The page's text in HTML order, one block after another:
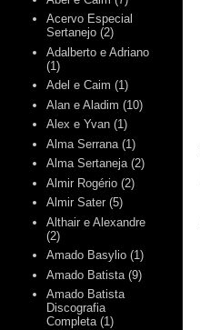
Acervo Especial
Sertanejo (2)
Adalberto e Adriano
(1)
Adel e Caim (1)
Alan e Aladim (10)
Alex e Yvan (1)
Alma Serrana (1)
Alma Sertaneja (2)
Almir Rogério (2)
Almir Sater (5)
Althair e Alexandre
(2)
Amado Basylio (1)
Amado Batista (9)
Amado Batista
Discografia
Completa (1)